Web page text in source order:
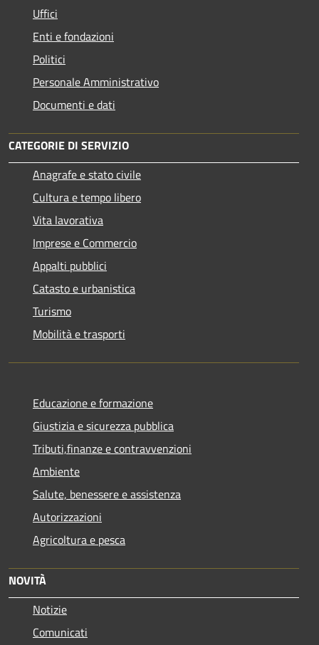
Uffici
Enti e fondazioni
Politici
Personale Amministrativo
Documenti e dati
CATEGORIE DI SERVIZIO
Anagrafe e stato civile
Cultura e tempo libero
Vita lavorativa
Imprese e Commercio
Appalti pubblici
Catasto e urbanistica
Turismo
Mobilità e trasporti
Educazione e formazione
Giustizia e sicurezza pubblica
Tributi,finanze e contravvenzioni
Ambiente
Salute, benessere e assistenza
Autorizzazioni
Agricoltura e pesca
NOVITÀ
Notizie
Comunicati